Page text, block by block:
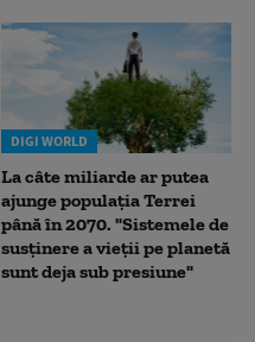
DIGI WORLD
La câte miliarde ar putea
ajunge populația Terrei
până în 2070. "Sistemele de
susținere a vieții pe planetă
sunt deja sub presiune"